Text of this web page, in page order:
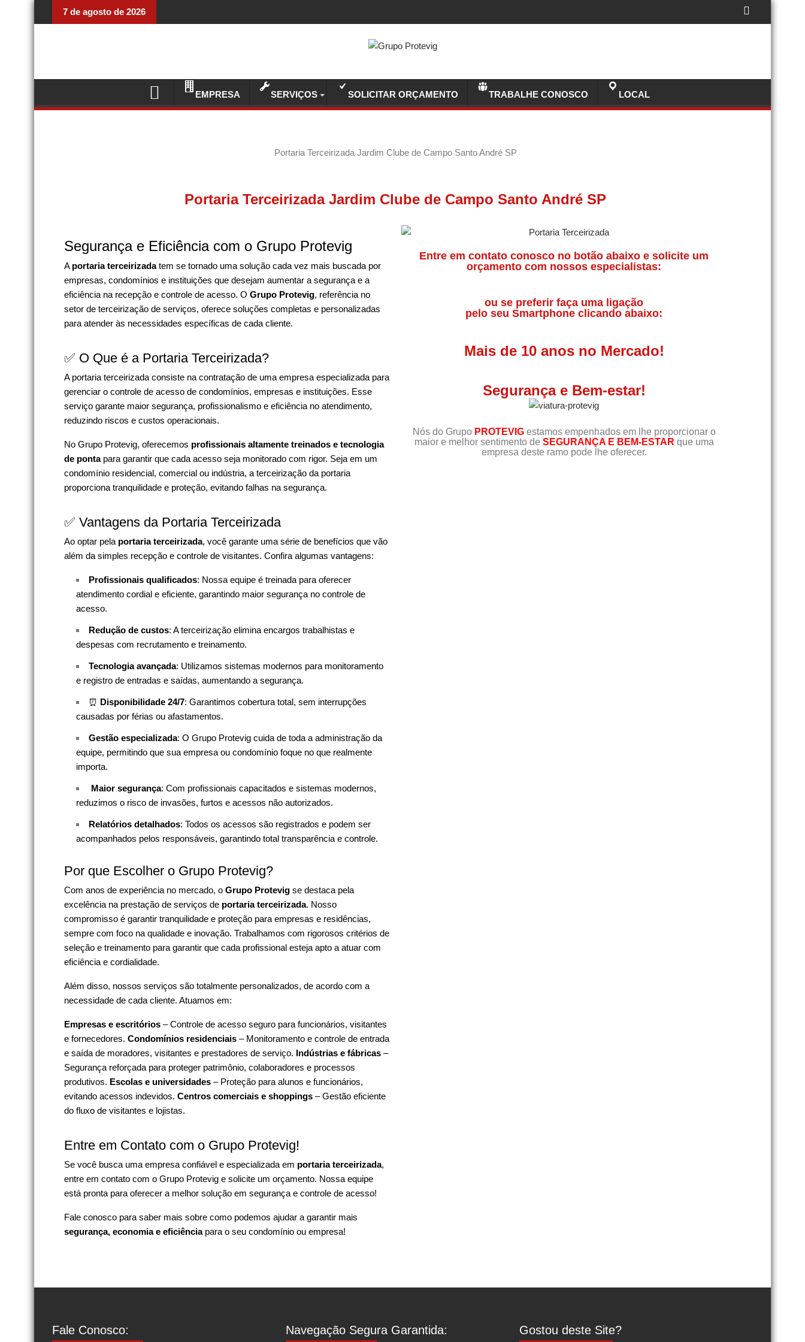
7 de agosto de 2026
EMPRESA SERVIÇOS SOLICITAR ORÇAMENTO TRABALHE CONOSCO LOCAL
Portaria Terceirizada Jardim Clube de Campo Santo André SP
Portaria Terceirizada Jardim Clube de Campo Santo André SP
Segurança e Eficiência com o Grupo Protevig
A portaria terceirizadatem se tornado uma solução cada vez mais buscada por
empresas, condomínios e instituições que desejam aumentar a segurança e a
eficiência na recepção e controle de acesso. O Grupo Protevig, referência no
setor de terceirização de serviços, oferece soluções completas e personalizadas
para atender às necessidades específicas de cada cliente.
✅ O Que é a Portaria Terceirizada?
A portaria terceirizada consiste na contratação de uma empresa especializada para
gerenciar o controle de acesso de condomínios, empresas e instituições. Esse
serviço garante maior segurança, profissionalismo e eficiência no atendimento,
reduzindo riscos e custos operacionais.
No Grupo Protevig, oferecemos profissionais altamente treinados e tecnologia
de pontapara garantir que cada acesso seja monitorado com rigor. Seja em um
condomínio residencial, comercial ou indústria, a terceirização da portaria
proporciona tranquilidade e proteção, evitando falhas na segurança.
✅ Vantagens da Portaria Terceirizada
Ao optar pela portaria terceirizada, você garante uma série de benefícios que vão
além da simples recepção e controle de visitantes. Confira algumas vantagens:
Profissionais qualificados: Nossa equipe é treinada para oferecer
atendimento cordial e eficiente, garantindo maior segurança no controle de
acesso.
Redução de custos: A terceirização elimina encargos trabalhistas e
despesas com recrutamento e treinamento.
Tecnologia avançada: Utilizamos sistemas modernos para monitoramento
e registro de entradas e saídas, aumentando a segurança.
⏰ Disponibilidade 24/7: Garantimos cobertura total, sem interrupções
causadas por férias ou afastamentos.
Gestão especializada: O Grupo Protevig cuida de toda a administração da
equipe, permitindo que sua empresa ou condomínio foque no que realmente
importa.
Maior segurança: Com profissionais capacitados e sistemas modernos,
reduzimos o risco de invasões, furtos e acessos não autorizados.
Relatórios detalhados: Todos os acessos são registrados e podem ser
acompanhados pelos responsáveis, garantindo total transparência e controle.
Por que Escolher o Grupo Protevig?
Com anos de experiência no mercado, o Grupo Protevig se destaca pela
excelência na prestação de serviços de portaria terceirizada. Nosso
compromisso é garantir tranquilidade e proteção para empresas e residências,
sempre com foco na qualidade e inovação. Trabalhamos com rigorosos critérios de
seleção e treinamento para garantir que cada profissional esteja apto a atuar com
eficiência e cordialidade.
Além disso, nossos serviços são totalmente personalizados, de acordo com a
necessidade de cada cliente. Atuamos em:
Empresas e escritórios – Controle de acesso seguro para funcionários, visitantes
e fornecedores. Condomínios residenciais – Monitoramento e controle de entrada
e saída de moradores, visitantes e prestadores de serviço. Indústrias e fábricas –
Segurança reforçada para proteger patrimônio, colaboradores e processos
produtivos. Escolas e universidades – Proteção para alunos e funcionários,
evitando acessos indevidos. Centros comerciais e shoppings – Gestão eficiente
do fluxo de visitantes e lojistas.
Entre em Contato com o Grupo Protevig!
Se você busca uma empresa confiável e especializada em portaria terceirizada,
entre em contato com o Grupo Protevig e solicite um orçamento. Nossa equipe
está pronta para oferecer a melhor solução em segurança e controle de acesso!
Fale conosco para saber mais sobre como podemos ajudar a garantir mais
segurança, economia e eficiênciapara o seu condomínio ou empresa!
Entre em contato conosco no botão abaixo e solicite um
orçamento com nossos especialistas:
ou se preferir faça uma ligação
pelo seu Smartphone clicando abaixo:
Mais de 10 anos no Mercado!
Segurança e Bem-estar!
Nós do Grupo PROTEVIGestamos empenhados em lhe proporcionar o
maior e melhor sentimento de SEGURANÇA E BEM-ESTAR que uma
empresa deste ramo pode lhe oferecer.
Fale Conosco: Navegação Segura Garantida: Gostou deste Site?